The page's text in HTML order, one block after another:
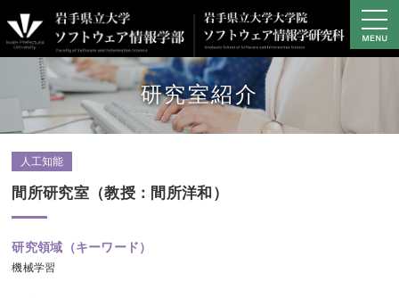
学部の概要
学部の教育・研究
学部プロジェクト研究
キャンパスライフ
アクセス
研究室紹介
人工知能
間所研究室（教授：間所洋和）
研究領域（キーワード）
機械学習